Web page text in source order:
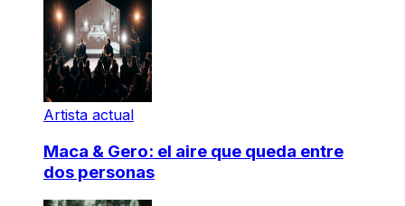
Artista actual
Maca & Gero: el aire que queda entre
dos personas